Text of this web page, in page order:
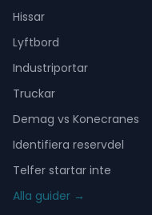
Hissar
Lyftbord
Industriportar
Truckar
Demag vs Konecranes
Identifiera reservdel
Telfer startar inte
Alla guider →